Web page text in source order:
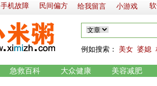
急救百科 大众健康 美容减肥
小游戏
手机故障 民间偏方 给我留言
例如搜索： 美女 婆媳